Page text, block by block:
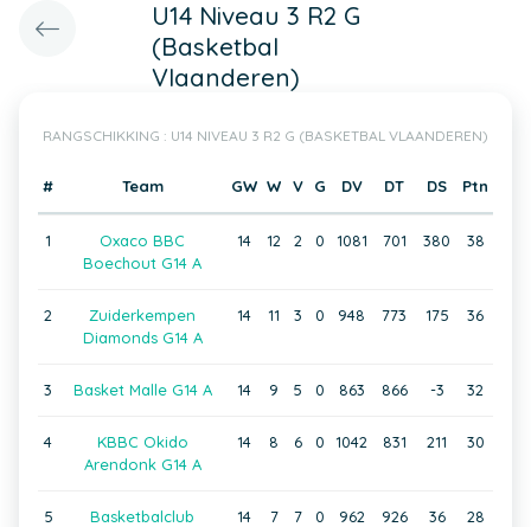
U14 Niveau 3 R2 G
(Basketbal
Vlaanderen)
RANGSCHIKKING : U14 NIVEAU 3 R2 G (BASKETBAL VLAANDEREN)
# Team GW W V G DV DT DS Ptn
1
Oxaco BBC
Boechout G14 A
14 12 2 0 1081 701 380 38
2
Zuiderkempen
Diamonds G14 A
14 11 3 0 948 773 175 36
3 Basket Malle G14 A 14 9 5 0 863 866 -3 32
4
KBBC Okido
Arendonk G14 A
14 8 6 0 1042 831 211 30
5
Basketbalclub
14 7 7 0 962 926 36 28